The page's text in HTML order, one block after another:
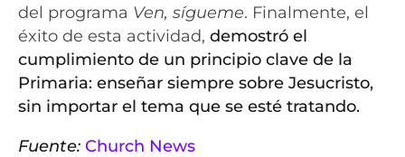
del programa Ven, sígueme. Finalmente, el
éxito de esta actividad, demostró el
cumplimiento de un principio clave de la
Primaria: enseñar siempre sobre Jesucristo,
sin importar el tema que se esté tratando.
Fuente: Church News